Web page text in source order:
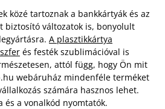
közé tartoznak a bankkártyák és az
biztosító változatok is, bonyolult
A plasztikkártya
és festék szublimációval is
attól függ, hogy Ön mit
webáruház mindenféle terméket
számára hasznos lehet.
és a vonalkód nyomtatók.